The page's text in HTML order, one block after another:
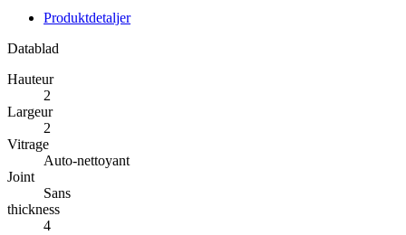
Produktdetaljer
Datablad
Hauteur
2
Largeur
2
Vitrage
Auto-nettoyant
Joint
Sans
thickness
4